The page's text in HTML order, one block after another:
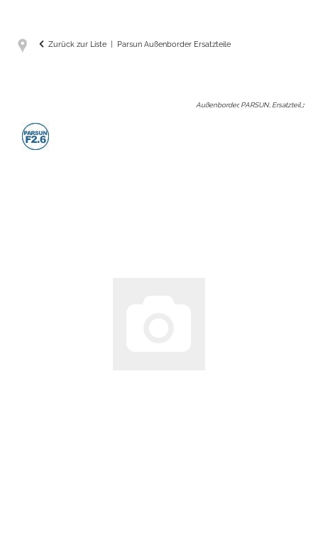
Zurück zur Liste Parsun Außenborder Ersatzteile
Außenborder, PARSUN, Ersatzteil, :